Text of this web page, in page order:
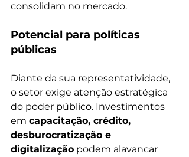
consolidam no mercado.
Potencial para políticas
públicas
Diante da sua representatividade,
o setor exige atenção estratégica
do poder público. Investimentos
em capacitação, crédito,
desburocratização e
digitalização podem alavancar